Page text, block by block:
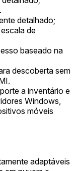
detalhado;
de
baseado na
descoberta sem
a inventário e
Windows,
móveis
adaptáveis